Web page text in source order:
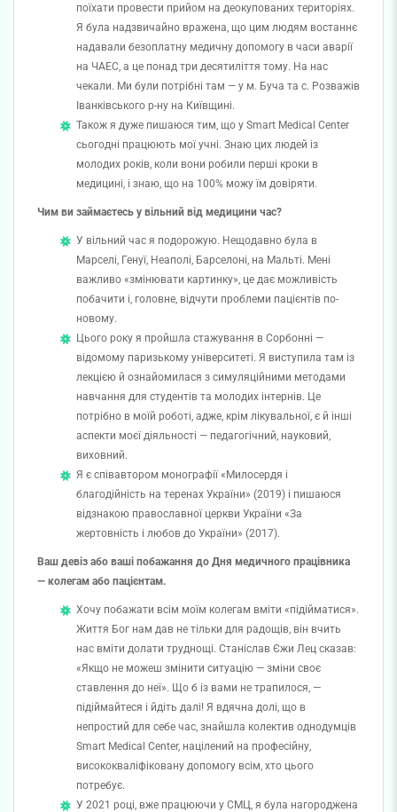
поїхати провести прийом на деокупованих територіях.
Я була надзвичайно вражена, що цим людям востаннє
надавали безоплатну медичну допомогу в часи аварії
на ЧАЕС, а це понад три десятиліття тому. На нас
чекали. Ми були потрібні там — у м. Буча та с. Розважів
Іванківського р-ну на Київщині.
Також я дуже пишаюся тим, що у Smart Medical Center
сьогодні працюють мої учні. Знаю цих людей із
молодих років, коли вони робили перші кроки в
медицині, і знаю, що на 100% можу їм довіряти.
Чим ви займаєтесь у вільний від медицини час?
У вільний час я подорожую. Нещодавно була в
Марселі, Генуї, Неаполі, Барселоні, на Мальті. Мені
важливо «змінювати картинку», це дає можливість
побачити і, головне, відчути проблеми пацієнтів по-
новому.
Цього року я пройшла стажування в Сорбонні —
відомому паризькому університеті. Я виступила там із
лекцією й ознайомилася з симуляційними методами
навчання для студентів та молодих інтернів. Це
потрібно в моїй роботі, адже, крім лікувальної, є й інші
аспекти моєї діяльності — педагогічний, науковий,
виховний.
Я є співавтором монографії «Милосердя і
благодійність на теренах України» (2019) і пишаюся
відзнакою православної церкви України «За
жертовність і любов до України» (2017).
Ваш девіз або ваші побажання до Дня медичного працівника
— колегам або пацієнтам.
Хочу побажати всім моїм колегам вміти «підійматися».
Життя Бог нам дав не тільки для радощів, він вчить
нас вміти долати труднощі. Станіслав Єжи Лец сказав:
«Якщо не можеш змінити ситуацію — зміни своє
ставлення до неї». Що б із вами не трапилося, —
підіймайтеся і йдіть далі! Я вдячна долі, що в
непростий для себе час, знайшла колектив однодумців
Smart Medical Center, націлений на професійну,
висококваліфіковану допомогу всім, хто цього
потребує.
У 2021 році, вже працюючи у СМЦ, я була нагороджена